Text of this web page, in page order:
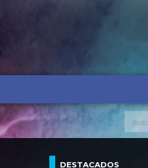
DESTACADOS